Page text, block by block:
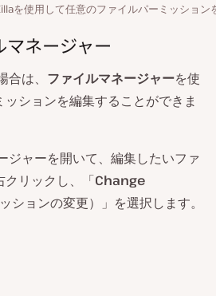
を使用して任意のファイルパーミッション
ネージャー
は、 ファイルマネージャーを使
ションを編集することができま
ジャーを開いて、編集したいファ
クリックし、「Change
ションの変更）」を選択します。